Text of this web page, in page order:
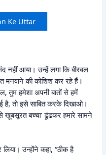
Ke Uttar
नहीं आया। उन्हें लगा कि बीरबल
मनवाने की कोशिश कर रहे हैं।
तुम हमेशा अपनी बातों से हमें
है, तो इसे साबित करके दिखाओ।
खूबसूरत बच्चा’ ढूंढकर हमारे सामने
उन्होंने कहा, “ठीक है